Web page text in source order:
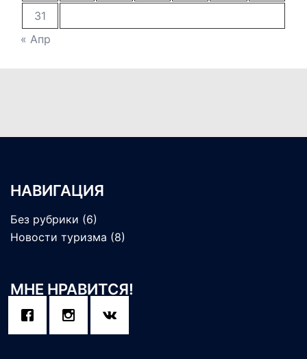
31
« Апр
НАВИГАЦИЯ
Без рубрики (6)
Новости туризма (8)
МНЕ НРАВИТСЯ!